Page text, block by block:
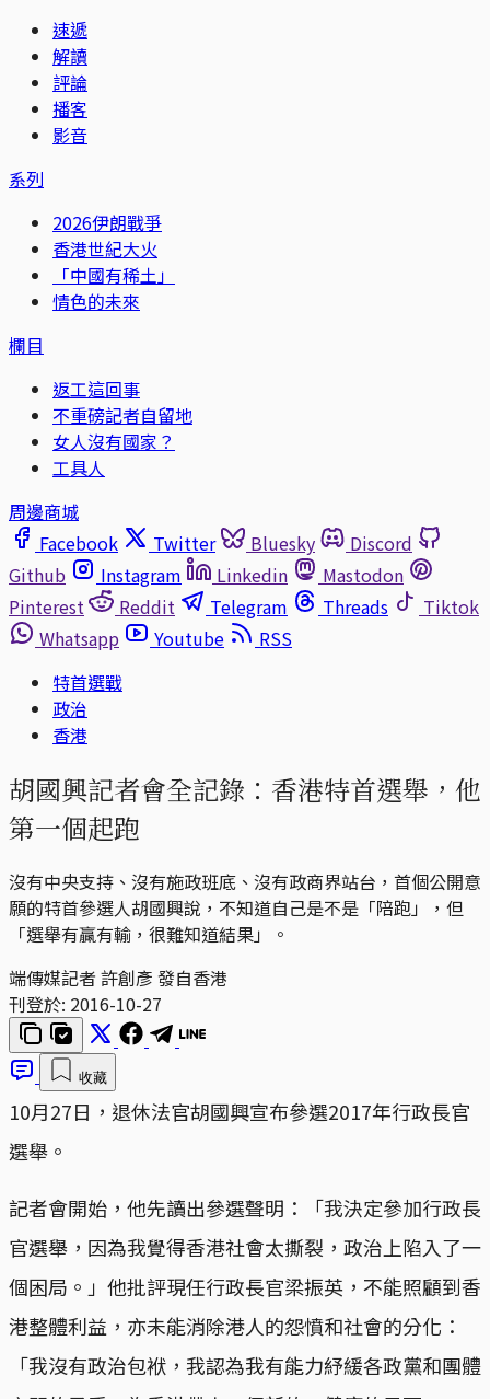
速遞
解讀
評論
播客
影音
系列
2026伊朗戰爭
香港世紀大火
「中國有稀土」
情色的未來
欄目
返工這回事
不重磅記者自留地
女人沒有國家？
工具人
周邊商城
Facebook
Twitter Bluesky
Discord
Github
Instagram Linkedin
Mastodon
Pinterest
Reddit Telegram Threads
Tiktok
Whatsapp
Youtube
RSS
特首選戰
政治
香港
胡國興記者會全記錄：香港特首選舉，他
第一個起跑
沒有中央支持、沒有施政班底、沒有政商界站台，首個公開意
願的特首參選人胡國興說，不知道自己是不是「陪跑」，但
「選舉有贏有輸，很難知道結果」。
端傳媒記者 許創彥 發自香港
刊登於: 2016-10-27
收藏
10月27日，退休法官胡國興宣布參選2017年行政長官
選舉。
記者會開始，他先讀出參選聲明：「我決定參加行政長
官選舉，因為我覺得香港社會太撕裂，政治上陷入了一
個困局。」他批評現任行政長官梁振英，不能照顧到香
港整體利益，亦未能消除港人的怨憤和社會的分化：
「我沒有政治包袱，我認為我有能力紓緩各政黨和團體